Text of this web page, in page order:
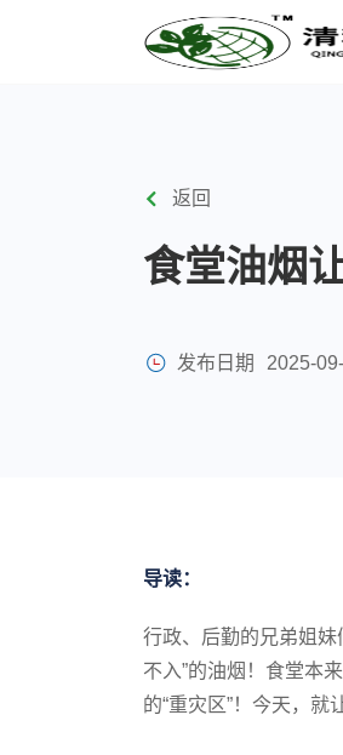
返回
食堂油烟
发布日期 2025-
导读：
行政、后勤的兄弟姐
不入”的油烟！食堂本
的“重灾区”！今天，就